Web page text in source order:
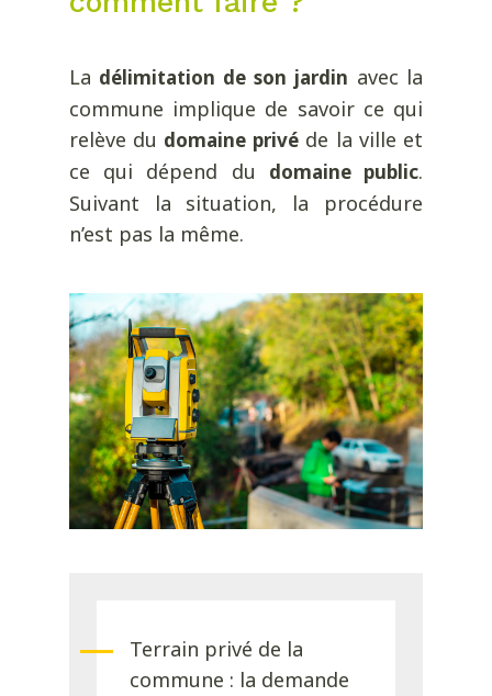
La délimitation de son jardin avec la
commune implique de savoir ce qui
relève du domaine privéde la ville et
ce qui dépend du domaine public.
Suivant la situation, la procédure
n’est pas la même.
Terrain privé de la
commune : la demande